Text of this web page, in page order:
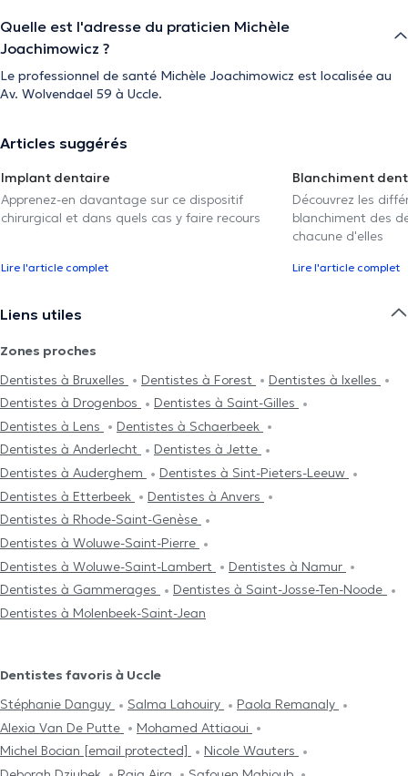
Quelle est l'adresse du praticien Michèle
Joachimowicz ?
Le professionnel de santé Michèle Joachimowicz est localisée au
Av. Wolvendael 59 à Uccle.
Articles suggérés
Implant dentaire
Apprenez-en davantage sur ce dispositif
chirurgical et dans quels cas y faire recours
Lire l'article complet
Blanchiment
Découvrez les
blanchiment des
chacune d'elles
Lire l'article complet
Liens utiles
Zones proches
Dentistes à Bruxelles
Dentistes à Forest
Dentistes à Ixelles
Dentistes à Drogenbos
Dentistes à Saint-Gilles
Dentistes à Lens
Dentistes à Schaerbeek
Dentistes à Anderlecht
Dentistes à Jette
Dentistes à Auderghem
Dentistes à Sint-Pieters-Leeuw
Dentistes à Etterbeek
Dentistes à Anvers
Dentistes à Rhode-Saint-Genèse
Dentistes à Woluwe-Saint-Pierre
Dentistes à Woluwe-Saint-Lambert
Dentistes à Namur
Dentistes à Gammerages
Dentistes à Saint-Josse-Ten-Noode
Dentistes à Molenbeek-Saint-Jean
Dentistes favoris à Uccle
Stéphanie Danguy
Salma Lahouiry
Paola Remanaly
Alexia Van De Putte
Mohamed Attiaoui
Michel Bocian [email protected]
Nicole Wauters